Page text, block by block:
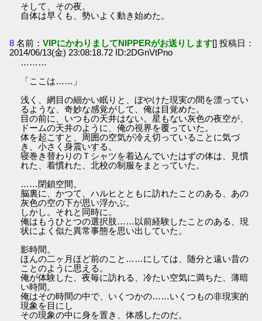
そして、その夜。
自体は早くも、勢いよく動き始めた。
8 名前：VIPにかわりましてNIPPERがお送りします[] 投稿日：
2014/06/13(金) 23:08:18.72 ID:2DGnVtPno
………
「ここは……」
浅く、網目の細かい眠りと、ぼやけた現実の間を漂ってい
るような、奇妙な感覚がして、俺は目覚めた。
目の前に、いつもの天井はない。星もない灰色の夜空が、
ドームの天井のように、俺の視界を覆っていた。
体を起こすと、周囲の空気が冷え切っていることに気づ
き、小さく身震いする。
寝巻き替わりのＴシャツを着込んでいたはずの体は、見慣
れた、着慣れた、北校の制服をまとっていた。
……閉鎖空間。
脳裏に、かつて、ハルヒとともに訪れたことのある、あの
灰色の空の下が思い浮かぶ。
しかし。それと同時に。
俺はもうひとつの選択肢……以前経験したことのある、現
状によく似た異常事態を思い出していた。
影時間。
ほんの二ヶ月ほど前のこと……にしては、随分と遠い昔の
ことのように思える。
俺が体験した、夜毎に訪れる、冷たい空気に満ちた、薄暗
い時間。
俺はその時間の中で、いくつかの……いくつもの非現実的
現象を目にし
その現象の中に身を置き、体感したのだ。